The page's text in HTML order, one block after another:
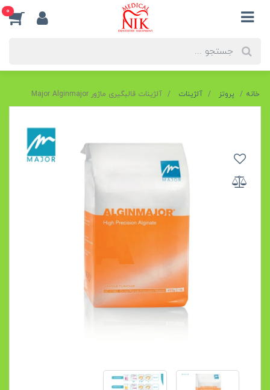
0
خانه پروتز آلژینات آلژینات قالبگیری ماژور Major Alginmajor